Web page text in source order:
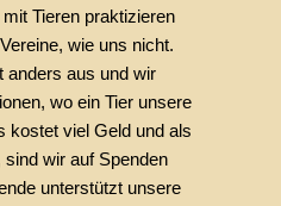
Tieren praktizieren
wie uns nicht.
anders aus und wir
wo ein Tier unsere
kostet viel Geld und als
wir auf Spenden
unterstützt unsere